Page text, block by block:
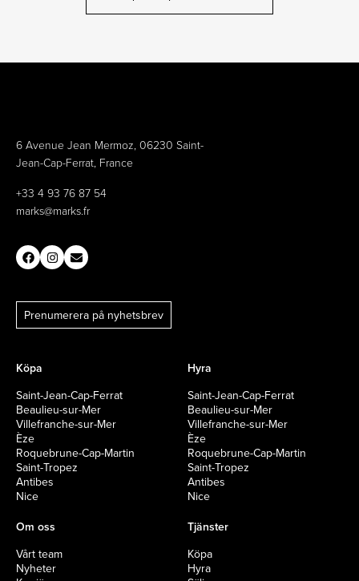
6 Avenue Jean Mermoz, 06230 Saint-
Jean-Cap-Ferrat, France
+33 4 93 76 87 54
marks@marks.fr
Prenumerera på nyhetsbrev
Köpa
Saint-Jean-Cap-Ferrat
Beaulieu-sur-Mer
Villefranche-sur-Mer
Èze
Roquebrune-Cap-Martin
Saint-Tropez
Antibes
Nice
Hyra
Saint-Jean-Cap-Ferrat
Beaulieu-sur-Mer
Villefranche-sur-Mer
Èze
Roquebrune-Cap-Martin
Saint-Tropez
Antibes
Nice
Om oss
Vårt team
Nyheter
Tjänster
Köpa
Hyra